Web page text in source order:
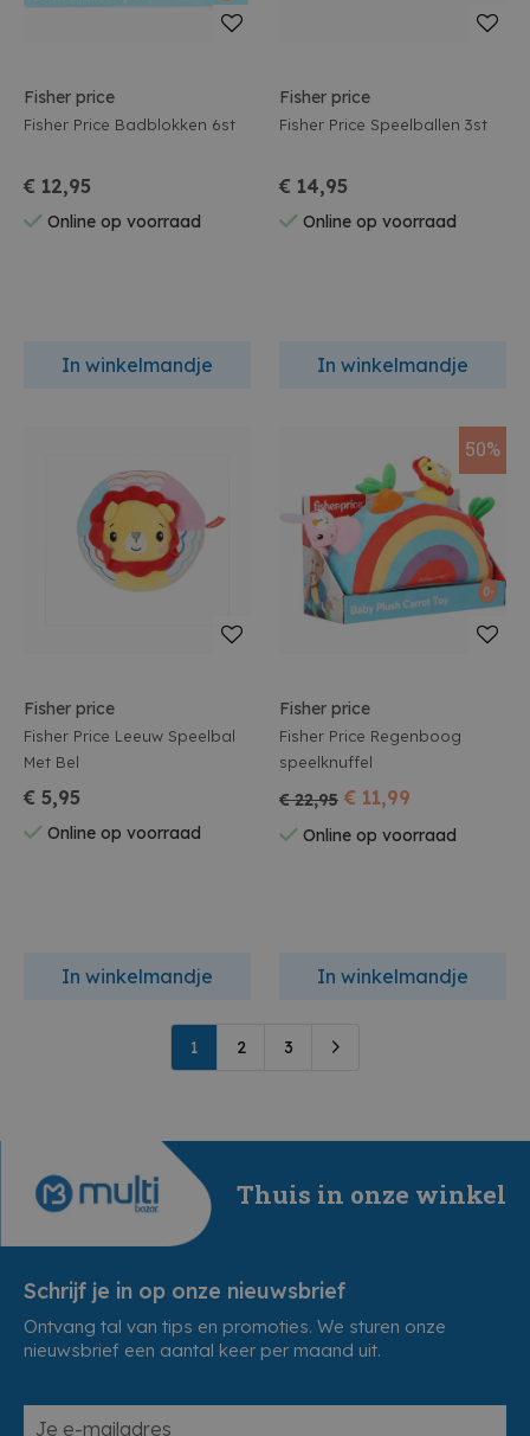
Fisher price
Fisher Price Badblokken 6st
€ 12,95
Online op voorraad
In winkelmandje
Fisher price
Fisher Price Speelballen 3st
€ 14,95
Online op voorraad
In winkelmandje
Fisher price
Fisher Price Leeuw Speelbal
Met Bel
€ 5,95
Online op voorraad
In winkelmandje
50%
Fisher price
Fisher Price Regenboog
speelknuffel
€ 22,95 € 11,99
Online op voorraad
In winkelmandje
1 2 3
Thuis in onze winkel
Schrijf je in op onze nieuwsbrief
Ontvang tal van tips en promoties. We sturen onze
nieuwsbrief een aantal keer per maand uit.